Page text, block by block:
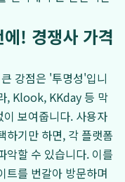
! 경쟁사 가격
강점은 '투명성'입니
, Klook, KKday 등 막
보여줍니다. 사용자
하기만 하면, 각 플랫폼
악할 수 있습니다. 이를
트를 번갈아 방문하며